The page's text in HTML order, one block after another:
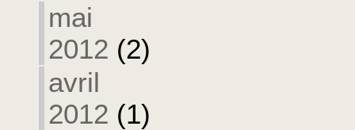
mai
2012 (2)
avril
2012 (1)